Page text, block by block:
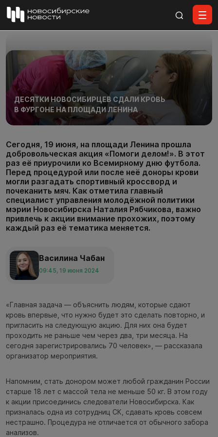
ДЕСЯТКИ НОВОСИБИРЦЕВ СДАЛИ КРОВЬ
В ФУРГОНЕ НА ПЛОЩАДИ ЛЕНИНА
Сегодня, 19 июня, на площади Ленина прошла
добровольческая акция «Помоги делом!». В этот
раз её приурочили ко Всемирному дню футбола.
Перед процедурой или после неё доноры крови
могли разгадать спортивный кроссворд и
почеканить мяч. Как отметила главный
специалист управления молодёжной политики
мэрии Новосибирска Наталия Рябчикова, важно
привлечь к акции внимание прохожих, поэтому
каждый раз её тематика меняется.
Василина Чабан
09:45, 19 июня 2024
«Главная задача — объяснить людям, которые сдают
кровь впервые, что нужно будет это сделать повторно, и
пригласить на следующую акцию. Для них она будет
проходить не раньше чем через два, три месяца. На
сегодня зарегистрировались 70 человек», — рассказала
организатор мероприятия.
Напомним, стать донором может любой гражданин России
старше 18 лет с массой тела не меньше 50 кг. В этом году
к акции присоединись следователи Новосибирска. Как
призналась одна из сотрудниц СК, сдавать кровь совсем
нестрашно. Процедура не отличается от обычного забора
анализов.